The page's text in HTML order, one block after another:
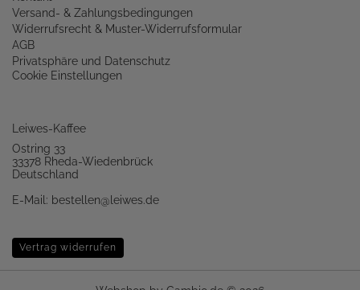
Versand- & Zahlungsbedingungen
Widerrufsrecht & Muster-Widerrufsformular
AGB
Privatsphäre und Datenschutz
Cookie Einstellungen
Leiwes-Kaffee
Ostring 33
33378 Rheda-Wiedenbrück
Deutschland
E-Mail: bestellen@leiwes.de
Vertrag widerrufen